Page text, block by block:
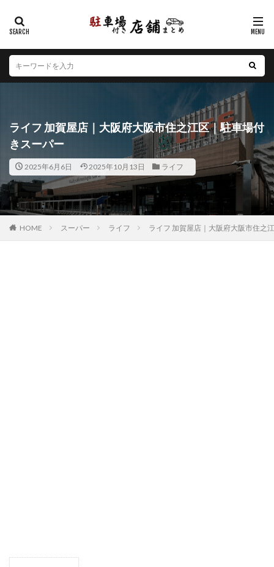
ライフ 加賀屋店｜大阪府大阪市住之江区｜駐車場付
きスーパー
2025年6月6日 2025年10月13日 ライフ
HOME スーパー ライフ ライフ 加賀屋店｜大阪府大阪市住之
カテゴリー
エリア
北海道 青森県 岩手県 宮城県
秋田県
山形県
福島県 茨城県 栃木県
群馬県
埼玉県
千葉県 東京都 神奈川県
新潟県
山梨県
長野県 富山県 石川県
福井県
岐阜県
静岡県 愛知県 三重県
滋賀県
京都府
大阪府 兵庫県
和歌山県
鳥取県
島根県 岡山県 広島県
徳島県
香川県 愛媛県 高知県
福岡県
佐賀県
長崎県 熊本県 大分県
宮崎県